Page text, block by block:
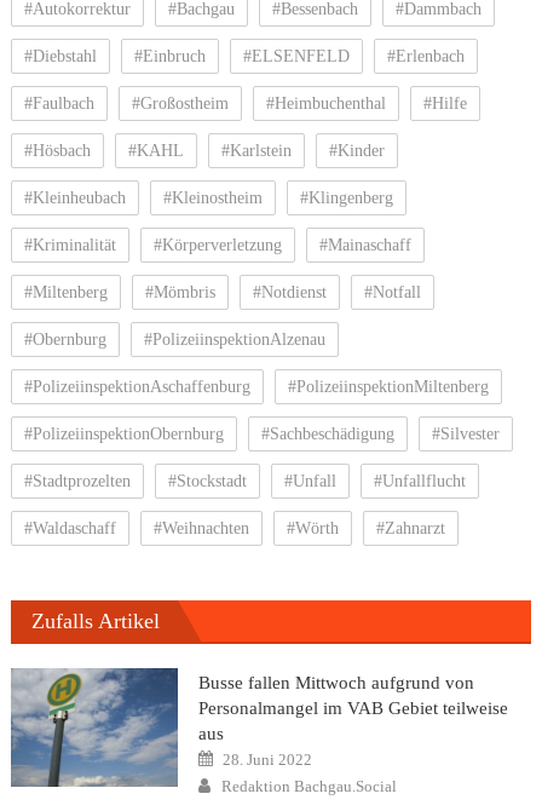
#Autokorrektur #Bachgau #Bessenbach #Dammbach
#Diebstahl #Einbruch #ELSENFELD #Erlenbach
#Faulbach #Großostheim #Heimbuchenthal #Hilfe
#Hösbach #KAHL #Karlstein #Kinder
#Kleinheubach #Kleinostheim #Klingenberg
#Kriminalität #Körperverletzung #Mainaschaff
#Miltenberg #Mömbris #Notdienst #Notfall
#Obernburg #PolizeiinspektionAlzenau
#PolizeiinspektionAschaffenburg #PolizeiinspektionMiltenberg
#PolizeiinspektionObernburg #Sachbeschädigung #Silvester
#Stadtprozelten #Stockstadt #Unfall #Unfallflucht
#Waldaschaff #Weihnachten #Wörth #Zahnarzt
Zufalls Artikel
Busse fallen Mittwoch aufgrund von
Personalmangel im VAB Gebiet teilweise
aus
Posted
on
28. Juni 2022
Author
Redaktion Bachgau.Social